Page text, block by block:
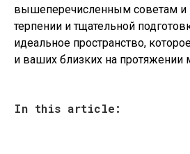
вышеперечисленным советам и
терпении и тщательной
идеальное пространство,
и ваших близких на протяжении
In this article: